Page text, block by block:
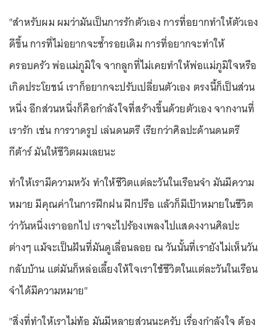
"สำหรับผม ผมว่ามันเป็นการรักตัวเอง การที่อยากทำให้ตัวเอง
ดีขึ้น การที่ไม่อยากจะซ้ำรอยเดิม การที่อยากจะทำให้
ครอบครัว พ่อแม่ภูมิใจ จากลูกที่ไม่เคยทำให้พ่อแม่ภูมิใจหรือ
เกิดประโยชน์ เราก็อยากจะปรับเปลี่ยนตัวเอง ตรงนี้ก็เป็นส่วน
หนึ่ง อีกส่วนหนึ่งก็คือกำลังใจที่สร้างขึ้นด้วยตัวเอง จากงานที่
เรารัก เช่น การวาดรูป เล่นดนตรี เรียกว่าศิลปะด้านดนตรี
กีต้าร์ มันให้ชีวิตผมเลยนะ
ทำให้เรามีความหวัง ทำให้ชีวิตแต่ละวันในเรือนจำ มันมีความ
หมาย มีคุณค่าในการฝึกฝน ฝึกปรือ แล้วก็มีเป้าหมายในชีวิต
ว่าวันหนึ่งเราออกไป เราจะไปร้องเพลงไปแสดงงานศิลปะ
ต่างๆ แม้จะเป็นฝันที่มันดูเลื่อนลอย ณ วันนั้นที่เรายังไม่เห็นวัน
กลับบ้าน แต่มันก็หล่อเลี้ยงให้ใจเราใช้ชีวิตในแต่ละวันในเรือน
จำได้มีความหมาย"
"สิ่งที่ทำให้เราไม่ท้อ มันมีหลายส่วนนะครับ เรื่องกำลังใจ ต้อง